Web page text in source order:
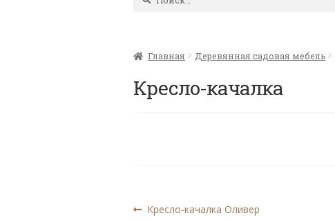
Главная Деревянная садовая мебель
Кресло-качалка
Навигация
Предыдущая
Кресло-качалка Оливер